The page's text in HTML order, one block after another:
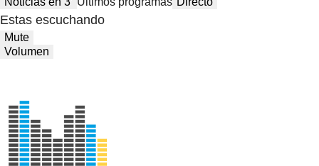
Estas escuchando
Mute
Volumen